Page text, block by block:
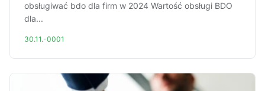
obsługiwać bdo dla firm w 2024 Wartość obsługi BDO
dla...
30.11.-0001